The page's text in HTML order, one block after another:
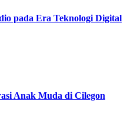
pada Era Teknologi Digital
Anak Muda di Cilegon